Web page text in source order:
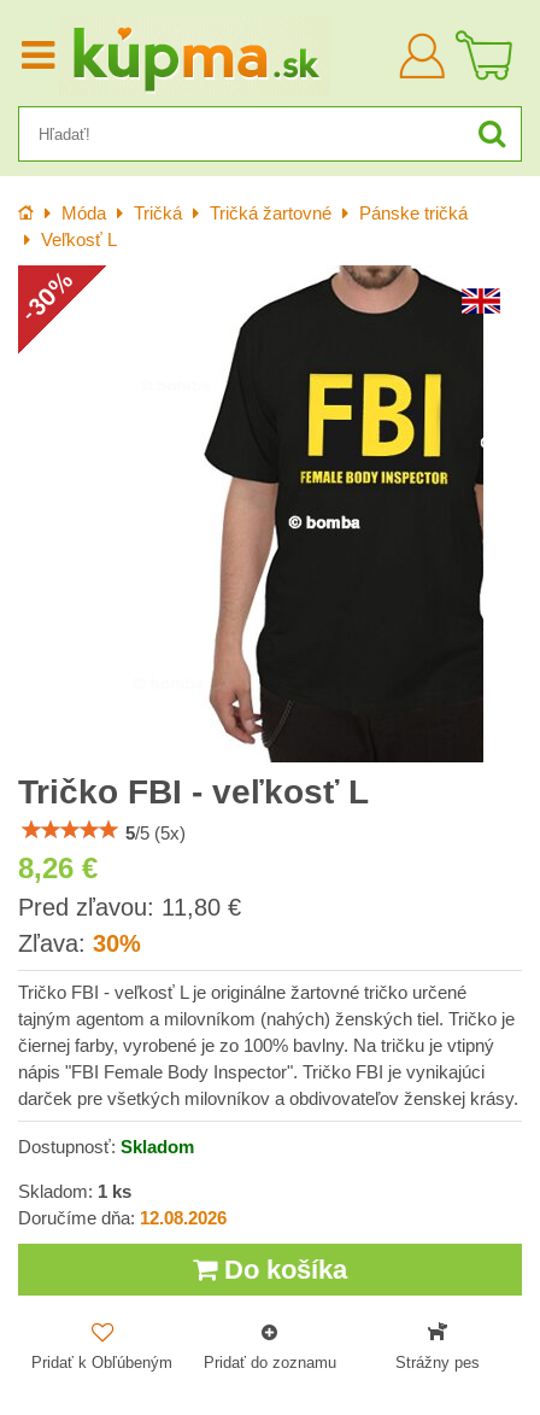
Prihlásiť
sa
Úvod Móda Tričká Tričká žartovné
Pánske tričká
Veľkosť L
Tričko FBI - veľkosť L
5/5 (5x)
8,26 €
Pred zľavou: 11,80 €s
Zľava: 30%
Tričko FBI - veľkosť L je originálne žartovné tričko určené
tajným agentom a milovníkom (nahých) ženských tiel. Tričko je
čiernej farby, vyrobené je zo 100% bavlny. Na tričku je vtipný
nápis "FBI Female Body Inspector". Tričko FBI je vynikajúci
darček pre všetkých milovníkov a obdivovateľov ženskej krásy.
Dostupnosť: Skladom
Skladom: 1 ks
Doručíme dňa: 12.08.2026
Do košíka
Pridať k Obľúbeným Pridať do zoznamu Strážny pes